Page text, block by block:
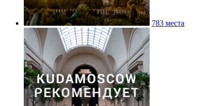
783 места